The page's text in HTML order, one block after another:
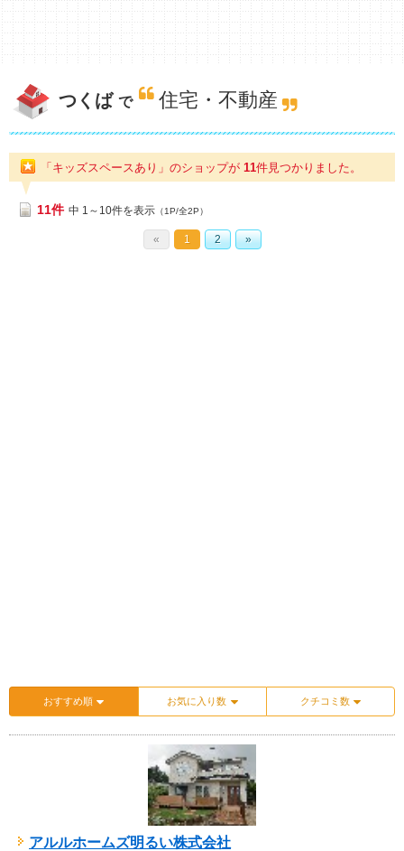
つくば で 住宅・不動産
「キッズスペースあり」のショップが 11件見つかりました。
11件 中 1～10件を表示 （1P/全2P）
« 1 2 »
おすすめ順 お気に入り数 クチコミ数
アルルホームズ明るい株式会社